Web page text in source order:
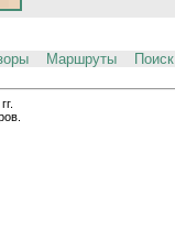
Маршруты Поиск